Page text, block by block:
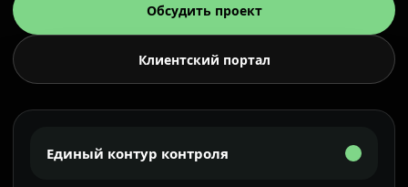
Обсудить проект
Клиентский портал
Единый контур контроля